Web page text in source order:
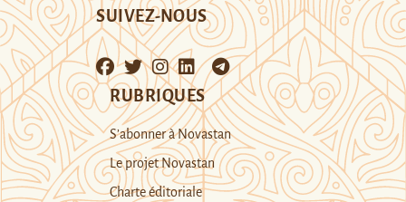
SUIVEZ-NOUS
RUBRIQUES
S’abonner à Novastan
Le projet Novastan
Charte éditoriale